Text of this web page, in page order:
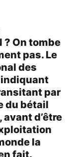
On tombe
pas. Le
des
par
du bétail
d’être
la